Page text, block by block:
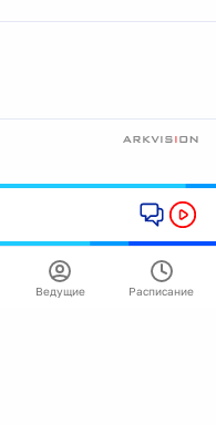
Ведущие Расписание